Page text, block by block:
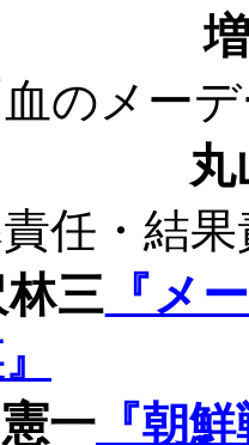
のメー
任・結
三 『メ
『朝